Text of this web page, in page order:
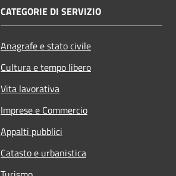
CATEGORIE DI SERVIZIO
Anagrafe e stato civile
Cultura e tempo libero
Vita lavorativa
Imprese e Commercio
Appalti pubblici
Catasto e urbanistica